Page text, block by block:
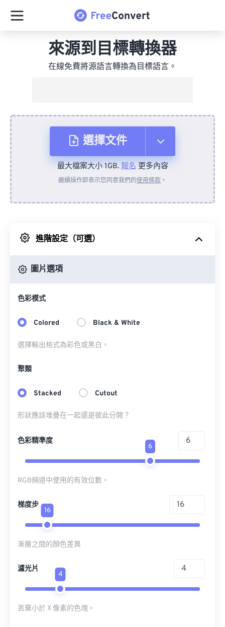
來源到目標轉換器
在線免費將源語言轉換為目標語言。
選擇文件
來自裝置
來自 Google 雲端硬碟
最大檔案大小 1GB.報名更多內容
繼續操作即表示您同意我們的使用條款 。
進階設定（可選）
圖片選項
色彩模式
Colored Black & White
選擇輸出格式為彩色或黑白。
聚類
Stacked Cutout
形狀應該堆疊在一起還是彼此分開？
色彩精準度
6
RGB頻道中使用的有效位數。
梯度步
16
漸層之間的顏色差異
濾光片
4
丟棄小於 X 像素的色塊。